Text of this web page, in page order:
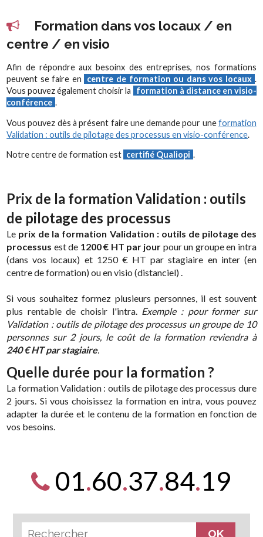
Formation dans vos locaux / en
centre / en visio
Afin de répondre aux besoinx des entreprises, nos formations
peuvent se faire en
centre de formation ou dans vos locaux .
Vous pouvez également choisir la
formation à distance en visio-
conférence .
Vous pouvez dès à présent faire une demande pour uneformation
Validation : outils de pilotage des processus en visio-conférence.
Notre centre de formation est certifié Qualiopi .
Prix de la formation Validation : outils
de pilotage des processus
Le prix de la formation Validation : outils de pilotage des
processus est de 1200 € HT par jour pour un groupe en intra
(dans vos locaux) et 1250 € HT par stagiaire en inter (en
centre de formation) ou en visio (distanciel) .
Si vous souhaitez formez plusieurs personnes, il est souvent
plus rentable de choisir l'intra. Exemple : pour former sur
Validation : outils de pilotage des processus un groupe de 10
personnes sur 2 jours, le coût de la formation reviendra à
240 € HT par stagiaire.
Quelle durée pour la formation ?
La formation Validation : outils de pilotage des processus dure
2 jours. Si vous choisissez la formation en intra, vous pouvez
adapter la durée et le contenu de la formation en fonction de
vos besoins.
01.60.37.84.19